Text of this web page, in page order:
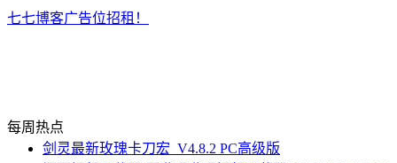
七七博客广告位招租！
每周热点
剑灵最新玫瑰卡刀宏_V4.8.2 PC高级版